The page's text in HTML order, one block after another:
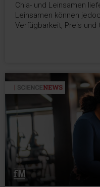
Chia- und Leinsamen
Leinsamen können
Verfügbarkeit, Preis und